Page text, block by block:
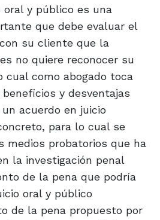
oral y público es una
que debe evaluar el
su cliente que la
no quiere reconocer su
cual como abogado toca
y desventajas
acuerdo en juicio
para lo cual se
medios probatorios que ha
la investigación penal
de la pena que podría
oral y público
de la pena propuesto por